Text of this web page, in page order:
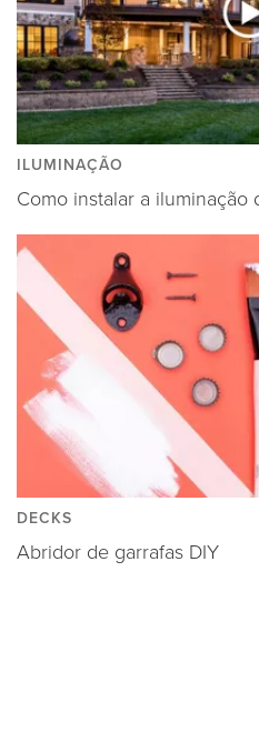
ILUMINAÇÃO
Como instalar a iluminação
DECKS
Abridor de garrafas DIY